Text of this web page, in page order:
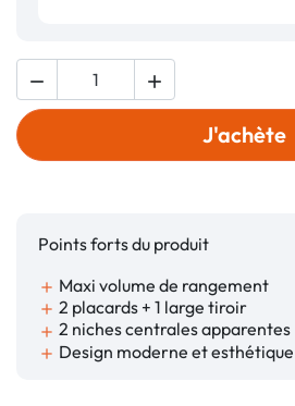
 
J'achète
Points forts du produit
add Maxi volume de rangement
add 2 placards + 1 large tiroir
add 2 niches centrales apparentes
add Design moderne et esthétique